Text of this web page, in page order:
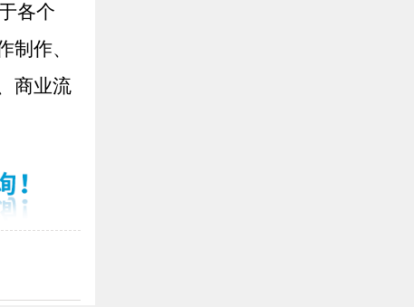
各个
制作、
商业流